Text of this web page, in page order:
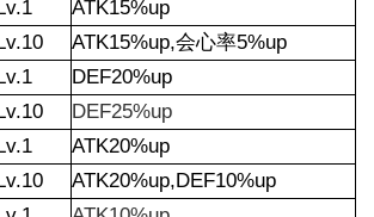
ATK15%up
ATK15%up,会心率5%up
DEF20%up
DEF25%up
ATK20%up
ATK20%up,DEF10%up